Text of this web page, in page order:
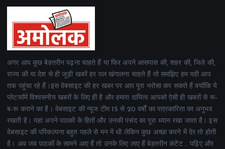
अगर आप कुछ बेहतरीन पढ़ना चाहते हैं या फिर अपने आसपास की, शहर की, जिले की,
राज्य की या देश से ही जुड़ी खबरें हर पल खंगालना चाहते हैं तो समझिए हम यही आप
तक पहुंचा रहे हैं।इस वेबसाइट की हर खबर पर आप पूरा भरोसा कर सकते हैं क्योंकि ये
प्लेटफॉर्म विश्वसनीय खबरों के लिए ही है और हमारा दायित्व आपको ऐसी ही खबरों से रू-
ब-रू कराने का है। वेबसाइट की न्यूज टीम 15 से 20 वर्षों का पत्रकारिता का अनुभव
रखती है। यहां अपने पाठकों के हितों और उनकी पसंद का पूरा ध्यान रखा जाता है। इस
वेबसाइट की परिकल्पना बहुत पहले से मन में थी लेकिन कुछ अच्छा करने में देर तो होती
है। अब जब पाठकों के सामने आए हैं तो उनके लिए लाए हैं बेहतरीन कंटेंट .. पढ़िए और